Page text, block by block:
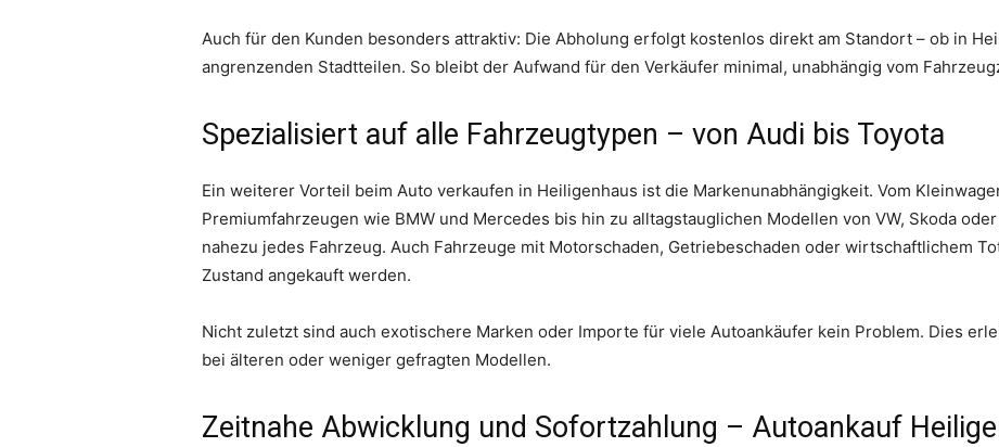
Auch für den Kunden besonders attraktiv: Die Abholung erfolgt kostenlos direkt am Standort – ob in
angrenzenden Stadtteilen. So bleibt der Aufwand für den Verkäufer minimal, unabhängig vom
Spezialisiert auf alle Fahrzeugtypen – von Audi bis Toyota
Ein weiterer Vorteil beim Auto verkaufen in Heiligenhaus ist die Markenunabhängigkeit. Vom
Premiumfahrzeugen wie BMW und Mercedes bis hin zu alltagstauglichen Modellen von VW, Skoda
nahezu jedes Fahrzeug. Auch Fahrzeuge mit Motorschaden, Getriebeschaden oder wirtschaftlichem
Zustand angekauft werden.
Nicht zuletzt sind auch exotischere Marken oder Importe für viele Autoankäufer kein Problem. Dies
bei älteren oder weniger gefragten Modellen.
Zeitnahe Abwicklung und Sofortzahlung – Autoankauf